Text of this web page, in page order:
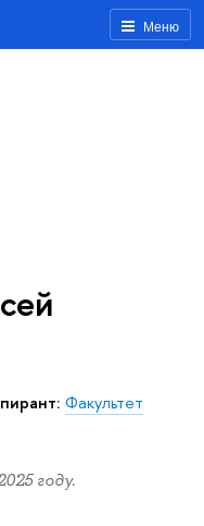
Меню
Факультет
году.